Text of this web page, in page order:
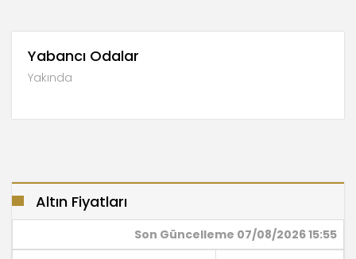
Yabancı Odalar
Yakında
Altın Fiyatları
Son Güncelleme 07/08/2026 15:55